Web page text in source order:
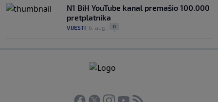
N1 BiH YouTube kanal premašio 100.000
pretplatnika
VIJESTI 6. aug. 0